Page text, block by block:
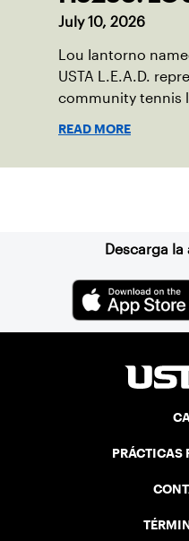
July 10, 2026
Lou Iantorno
USTA L.E.A.D.
community tennis
READ MORE
Descarga
PRÁCTICAS